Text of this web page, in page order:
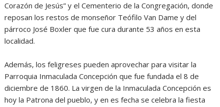
Corazón de Jesús” y el Cementerio de la Congregación, donde
reposan los restos de monseñor Teófilo Van Dame y del
párroco José Boxler que fue cura durante 53 años en esta
localidad.
Además, los feligreses pueden aprovechar para visitar la
Parroquia Inmaculada Concepción que fue fundada el 8 de
diciembre de 1860. La virgen de la Inmaculada Concepción es
hoy la Patrona del pueblo, y en es fecha se celebra la fiesta